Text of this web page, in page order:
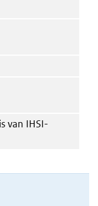
van IHSI-